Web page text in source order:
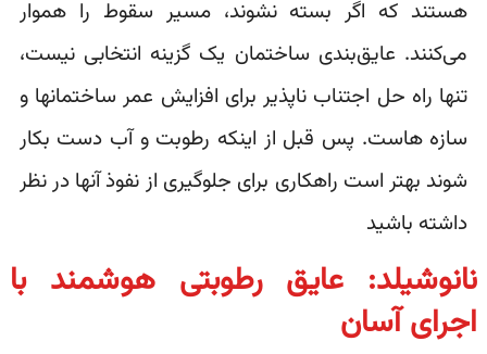
هستند که اگر بسته نشوند، مسیر سقوط را هموار
می‌کنند. عایق‌بندی ساختمان یک گزینه انتخابی نیست،
تنها راه حل اجتناب ناپذیر برای افزایش عمر ساختمانها و
سازه هاست. پس قبل از اینکه رطوبت و آب دست بکار
شوند بهتر است راهکاری برای جلوگیری از نفوذ آنها در نظر
داشته باشید
نانوشیلد: عایق رطوبتی هوشمند با
اجرای آسان